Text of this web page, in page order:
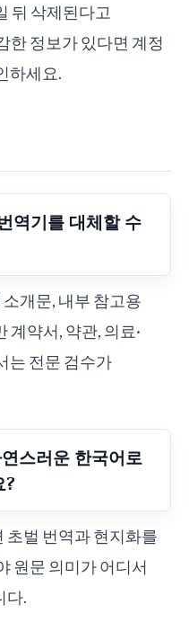
뒤 삭제된다고
한 정보가 있다면 계정
하세요.
역기를 대체할 수
개문, 내부 참고용
계약서, 약관, 의료·
는 전문 검수가
스러운 한국어로
?
초벌 번역과 현지화를
원문 의미가 어디서
다.